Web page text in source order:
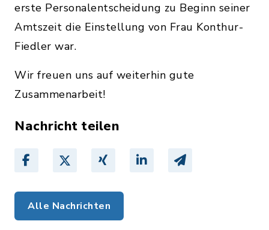
erste Personalentscheidung zu Beginn seiner
Amtszeit die Einstellung von Frau Konthur-
Fiedler war.
Wir freuen uns auf weiterhin gute
Zusammenarbeit!
Nachricht teilen
Alle Nachrichten